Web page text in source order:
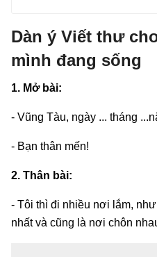
Dàn ý Viết thư
mình đang sống
1. Mở bài:
- Vũng Tàu, ngày ... tháng
- Bạn thân mến!
2. Thân bài:
- Tôi thì đi nhiều nơi lắm,
nhất và cũng là nơi chôn